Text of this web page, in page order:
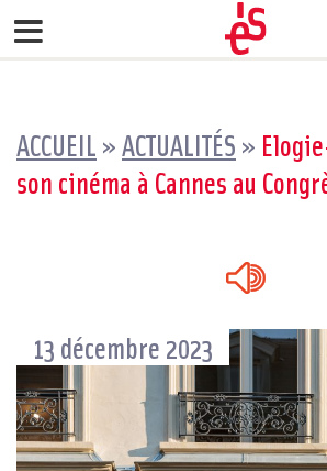
ACCUEIL »ACTUALITÉS »
son cinéma à Cannes au
13 décembre 2023